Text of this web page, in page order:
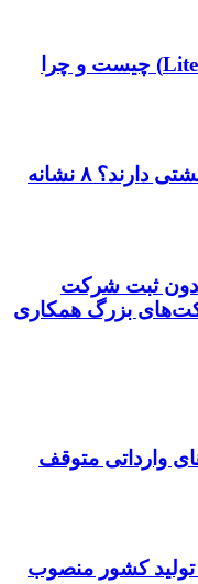
بروکر لایت فایننس (LiteFinance) چیست و چرا
از کجا بفهمیم کانال‌های هوا نشتی دارند؟ ۸ نشانه
ثبت شرکت
بزرگ همکاری
وارداتی متوقف
تولید کشور منصوب